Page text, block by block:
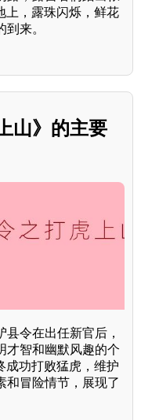
上，露珠闪烁，鲜花
来。
山》的主要
县令在出任新官后，
才智和幽默风趣的个
成功打败猛虎，维护
和冒险情节，展现了